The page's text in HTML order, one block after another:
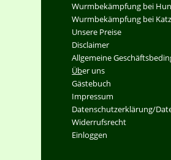
Wurmbekämpfung bei
Wurmbekämpfung bei
Unsere Preise
Disclaimer
Allgemeine
Über uns
Gästebuch
Impressum
Datenschutzerklärung/
Widerrufsrecht
Einloggen